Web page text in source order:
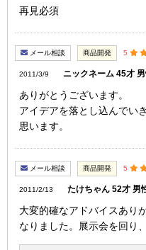
再見必須
メール相談 商品開発 5
2011/3/9 ニックネーム 45才
ありがとうございます。
アイデアを落とし込んでい
思います。
メール相談 商品開発 5
2011/2/13 たけちゃん 52才 男
大変的確なアドバイスあり
なりました。展示会を回り